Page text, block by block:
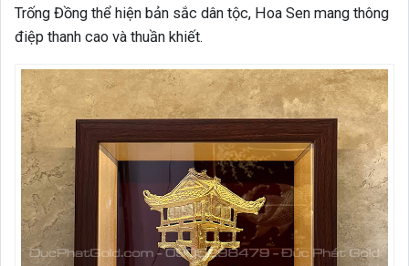
Trống Đồng thể hiện bản sắc dân tộc, Hoa Sen mang thông
điệp thanh cao và thuần khiết.